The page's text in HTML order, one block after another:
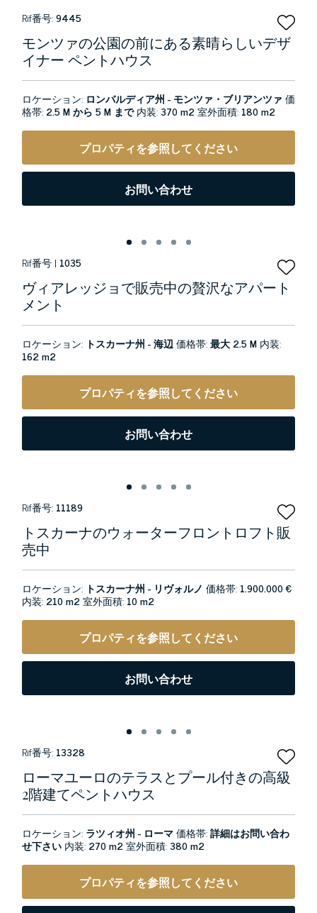
Rif番号:9445
モンツァの公園の前にある素晴らしいデザ
イナー ペントハウス
ロケーション: ロンバルディア州 - モンツァ・ブリアンツァ 価
格帯: 2.5 M から 5 M まで内装:370 m2室外面積: 180 m2
プロパティを参照してください
お問い合わせ
Rif番号 | 1035
ヴィアレッジョで販売中の贅沢なアパート
メント
ロケーション: トスカーナ州 - 海辺価格帯:最大 2.5 M 内装:
162 m2
プロパティを参照してください
お問い合わせ
Rif番号: 11189
トスカーナのウォーターフロントロフト販
売中
ロケーション: トスカーナ州 - リヴォルノ 価格帯: 1.900.000 €
内装: 210 m2室外面積: 10 m2
プロパティを参照してください
お問い合わせ
Rif番号: 13328
ローマユーロのテラスとプール付きの高級
2階建てペントハウス
ロケーション: ラツィオ州 - ローマ価格帯:詳細はお問い合わ
せ下さい 内装: 270 m2室外面積:380 m2
プロパティを参照してください